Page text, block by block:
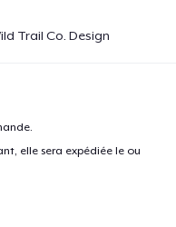
Trail Co. Design
elle sera expédiée le ou